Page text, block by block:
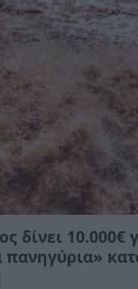
δίνει 10.000€
πανηγύρια»